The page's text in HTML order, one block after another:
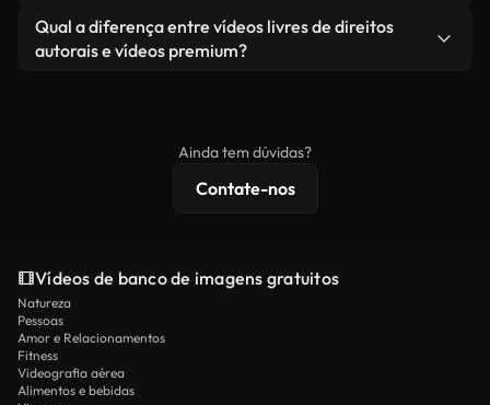
como um produto independente.
Você recebe imagens limpas e prontas para usar.
Sim. Você pode cortar, recortar ou remixar nossos
vídeos livremente. Apenas certifique-se de que o
Qual a diferença entre vídeos livres de direitos
autorais e vídeos premium?
licenciamento estendidas.
Ainda tem dúvidas?
Contate-nos
Vídeos de banco de imagens gratuitos
Natureza
Pessoas
Amor e Relacionamentos
Fitness
Videografia aérea
Alimentos e bebidas